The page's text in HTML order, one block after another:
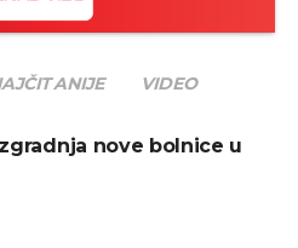
VIDEO
nove bolnice u